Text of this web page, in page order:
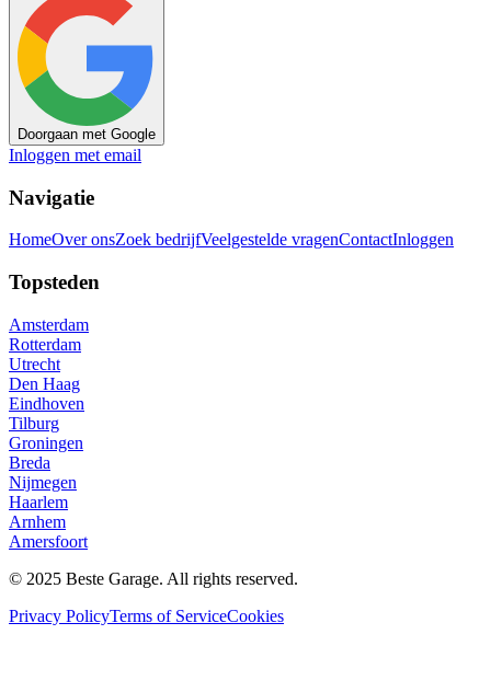
Doorgaan met Google
Inloggen met email
Navigatie
HomeOver onsZoek bedrijfVeelgestelde vragenContactInloggen
Topsteden
Amsterdam
Rotterdam
Utrecht
Den Haag
Eindhoven
Tilburg
Groningen
Breda
Nijmegen
Haarlem
Arnhem
Amersfoort
© 2025 Beste Garage. All rights reserved.
Privacy PolicyTerms of ServiceCookies